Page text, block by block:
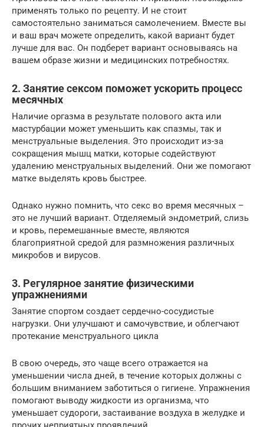
применять только по рецепту. И не стоит
самостоятельно заниматься самолечением. Вместе вы
и ваш врач можете определить, какой вариант будет
лучше для вас. Он подберет вариант основываясь на
вашем образе жизни и медицинских потребностях.
2. Занятие сексом поможет ускорить процесс
месячных
Наличие оргазма в результате полового акта или
мастурбации может уменьшить как спазмы, так и
менструальные выделения. Это происходит из-за
сокращения мышц матки, которые содействуют
удалению менструальных выделений. Они же помогают
матке выделять кровь быстрее.
Однако нужно помнить, что секс во время месячных –
это не лучший вариант. Отделяемый эндометрий, слизь
и кровь, перемешанные вместе, являются
благоприятной средой для размножения различных
микробов и вирусов.
3. Регулярное занятие физическими
упражнениями
Занятие спортом создает сердечно-сосудистые
нагрузки. Они улучшают и самочувствие, и облегчают
протекание менструального цикла
В свою очередь, это чаще всего отражается на
уменьшении числа дней, в течение которых должны с
большим вниманием заботиться о гигиене. Упражнения
помогают выводу жидкости из организма, что
уменьшает судороги, застаивание воздуха в желудке и